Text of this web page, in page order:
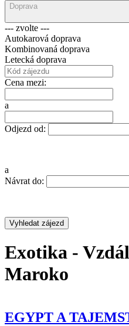
Doprava
--- zvolte ---
Autokarová doprava
Kombinovaná doprava
Letecká doprava
Cena mezi:
a
Odjezd od:
a
Návrat do:
Exotika -
Maroko
EGYPT A